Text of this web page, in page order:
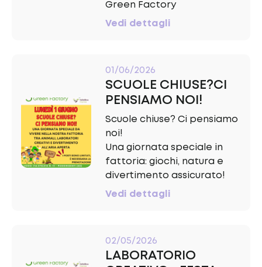
Green Factory
Vedi dettagli
01/06/2026
SCUOLE CHIUSE?CI
PENSIAMO NOI!
Scuole chiuse? Ci pensiamo
noi!
Una giornata speciale in
fattoria: giochi, natura e
divertimento assicurato!
Vedi dettagli
02/05/2026
LABORATORIO